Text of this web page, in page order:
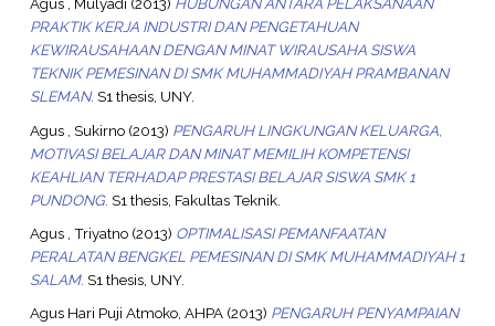
Agus , Mulyadi (2013) HUBUNGAN ANTARA PELAKSANAAN
PRAKTIK KERJA INDUSTRI DAN PENGETAHUAN
KEWIRAUSAHAAN DENGAN MINAT WIRAUSAHA SISWA
TEKNIK PEMESINAN DI SMK MUHAMMADIYAH PRAMBANAN
SLEMAN. S1 thesis, UNY.
Agus , Sukirno(2013) PENGARUH LINGKUNGAN KELUARGA,
MOTIVASI BELAJAR DAN MINAT MEMILIH KOMPETENSI
KEAHLIAN TERHADAP PRESTASI BELAJAR SISWA SMK 1
PUNDONG. S1 thesis, Fakultas Teknik.
Agus , Triyatno(2013) OPTIMALISASI PEMANFAATAN
PERALATAN BENGKEL PEMESINAN DI SMK MUHAMMADIYAH 1
SALAM. S1 thesis, UNY.
Agus Hari Puji Atmoko, AHPA(2013) PENGARUH PENYAMPAIAN